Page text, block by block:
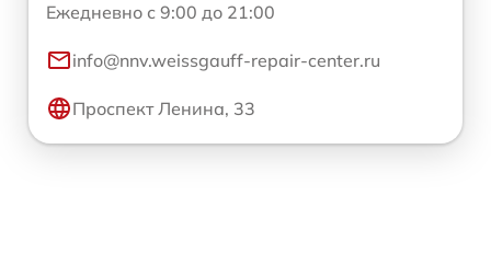
Ежедневно с 9:00 до 21:00
info@nnv.weissgauff-repair-center.ru
Проспект Ленина, 33